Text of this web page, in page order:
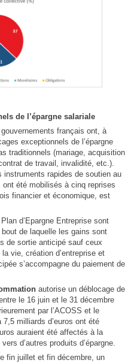
de l’épargne salariale
français ont, à
exceptionnels de l’épargne
traditionnels (mariage, acquisition
de travail, invalidité, etc.).
rapides de soutien au
ont été mobilisés à cinq reprises
financier et économique, est
d’Epargne Entreprise sont
de laquelle les gains sont
de sortie anticipé sauf ceux
vie, création d’entreprise et
s’accompagne du paiement de
autorise un déblocage de
le 16 juin et le 31 décembre
par l’ACOSS et le
milliards d’euros ont été
auraient été affectés à la
d’autres produits d’épargne.
fin juillet et fin décembre, un